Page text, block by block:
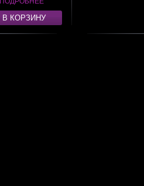
В КОРЗИНУ